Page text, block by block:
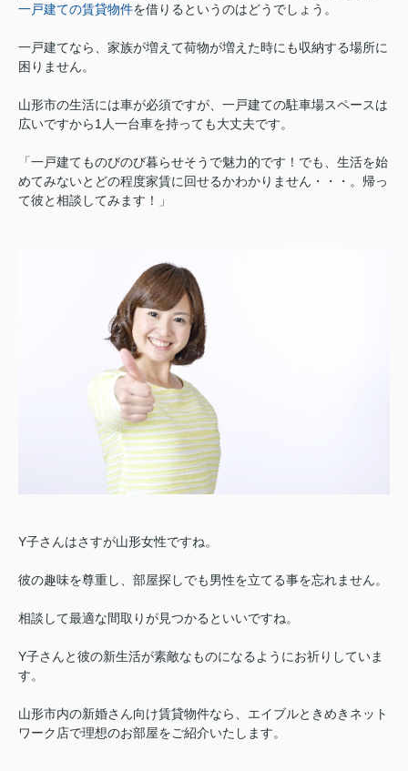
一戸建ての賃貸物件を借りるというのはどうでしょう。
一戸建てなら、家族が増えて荷物が増えた時にも収納する場所に
困りません。
山形市の生活には車が必須ですが、一戸建ての駐車場スペースは
広いですから1人一台車を持っても大丈夫です。
「一戸建てものびのび暮らせそうで魅力的です！でも、生活を始
めてみないとどの程度家賃に回せるかわかりません ・・・ 。 帰っ
て彼と相談してみます！」
Y子さんはさすが山形女性ですね。
彼の趣味を尊重し、部屋探しでも男性を立てる事を忘れません。
相談して最適な間取りが見つかるといいですね。
Y子さんと彼の新生活が素敵なものになるようにお祈りしていま
す。
山形市内の新婚さん向け賃貸物件なら、エイブルときめきネット
ワーク店で理想のお部屋をご紹介いたします。